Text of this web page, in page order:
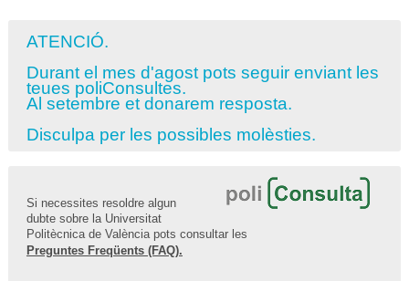
ATENCIÓ.
Durant el mes d'agost pots seguir enviant les
teues poliConsultes.
Al setembre et donarem resposta.
Disculpa per les possibles molèsties.
Si necessites resoldre algun
dubte sobre la Universitat
Politècnica de València pots consultar les
Preguntes Freqüents (FAQ).